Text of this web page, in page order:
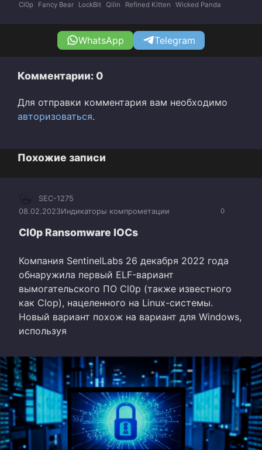
Cl0p Fancy Bear LockBit Qilin Refined Kitten Wicked Panda
WhatsApp Telegram
Комментарии: 0
Для отправки комментария вам необходимо
авторизоваться.
Похожие записи
0
SEC-1275
08.02.2023Индикаторы компрометации
Cl0p Ransomware IOCs
Компания SentinelLabs 26 декабря 2022 года
обнаружила первый ELF-вариант
вымогательского ПО Cl0p (также известного
как Clop), нацеленного на Linux-системы.
Новый вариант похож на вариант для Windows,
используя